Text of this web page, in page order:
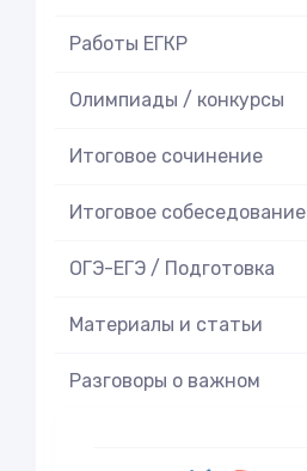
Работы ЕГКР
Олимпиады / конкурсы
Итоговое cочинение
Итоговое cобеседование
ОГЭ-ЕГЭ / Подготовка
Материалы и статьи
Разговоры о важном